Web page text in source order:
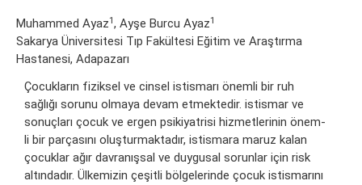
Muhammed Ayaz1, Ayşe Burcu Ayaz1
Sakarya Üniversitesi Tıp Fakültesi Eğitim ve Araştırma
Hastanesi, Adapazarı
Çocukların fiziksel ve cinsel istismarı önemli bir ruh
sağlığı sorunu olmaya devam etmektedir. istismar ve
sonuçları çocuk ve ergen psikiyatrisi hizmetlerinin önem-
li bir parçasını oluşturmaktadır, istismara maruz kalan
çocuklar ağır davranışsal ve duygusal sorunlar için risk
altındadır. Ülkemizin çeşitli bölgelerinde çocuk istismarını